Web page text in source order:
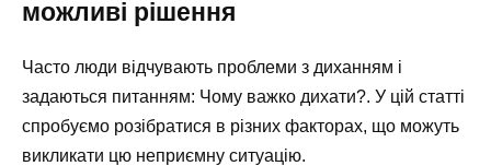
можливі рішення
Часто люди відчувають проблеми з диханням і
задаються питанням: Чому важко дихати?. У цій статті
спробуємо розібратися в різних факторах, що можуть
викликати цю неприємну ситуацію.